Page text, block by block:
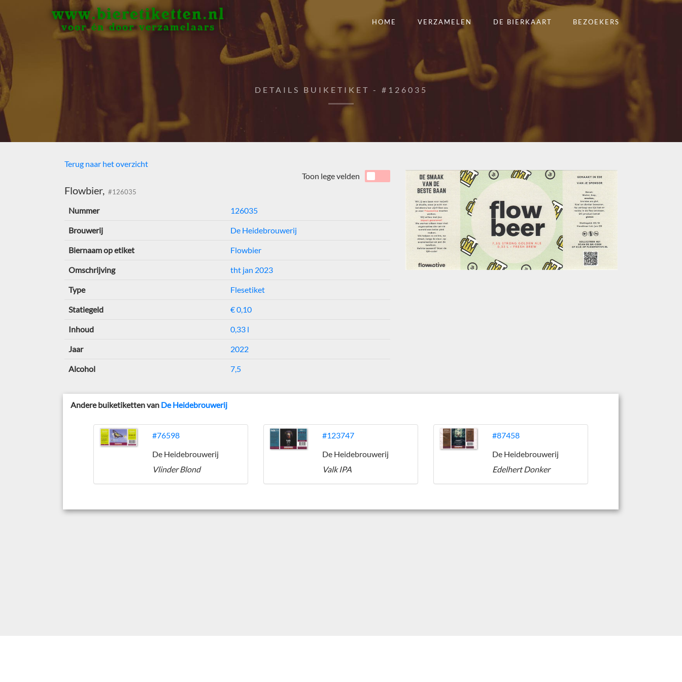
www.bieretiketten.nl
voor én door verzamelaars
HOME VERZAMELEN DE BIERKAART BEZOEKERS
DETAILS BUIKETIKET - #126035
Terug naar het overzicht
Flowbier, #126035
Toon lege velden
Nummer 126035
Brouwerij De Heidebrouwerij
Biernaam op etiket Flowbier
Omschrijving tht jan 2023
Type Flesetiket
Statiegeld € 0,10
Inhoud 0,33 l
Jaar 2022
Alcohol 7,5
Andere buiketiketten van De Heidebrouwerij
#76598
De Heidebrouwerij
Vlinder Blond
#123747
De Heidebrouwerij
Valk IPA
#87458
De Heidebrouwerij
Edelhert Donker